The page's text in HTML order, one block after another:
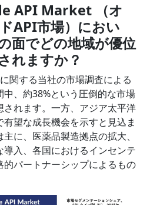
API Market （オ
API市場）におい
面でどの地域が優位
れますか？
関する当社の市場調査による
、約38%という圧倒的な市場
されます。一方、アジア太平洋
望な成長機会を示すと見込ま
に、医薬品製造拠点の拡大、
入、各国におけるインセンテ
的パートナーシップによるもの